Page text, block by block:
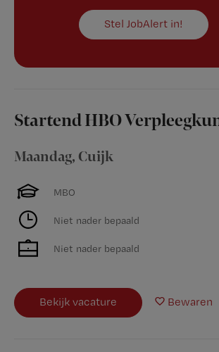
Stel JobAlert in!
Startend HBO
Maandag, Cuijk
MBO
Niet nader bepaald
Niet nader bepaald
Bekijk vacature Bewaren